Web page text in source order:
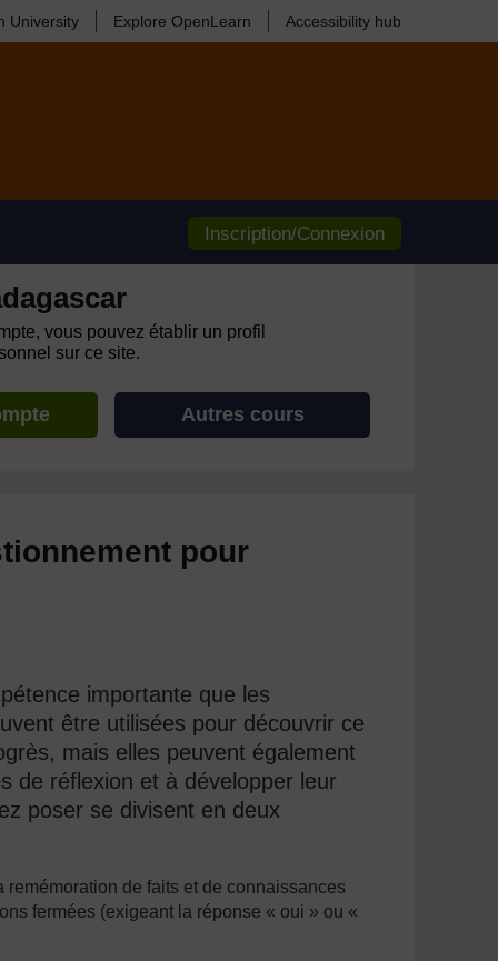
University Explore OpenLearn Accessibility hub
Inscription/Connexion
vous pouvez établir un profil
sur ce site.
Autres cours
pour
importante que les
être utilisées pour découvrir ce
mais elles peuvent également
de réflexion et à développer leur
poser se divisent en deux
remémoration de faits et de connaissances
fermées (exigeant la réponse « oui » ou «